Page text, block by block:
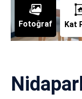
Fotoğraf Kat